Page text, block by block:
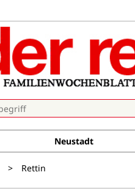
Neustadt
> Rettin